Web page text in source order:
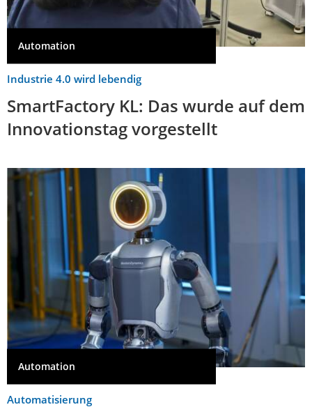
Automation
Industrie 4.0 wird lebendig
SmartFactory KL: Das wurde auf dem
Innovationstag vorgestellt
Automation
Automatisierung